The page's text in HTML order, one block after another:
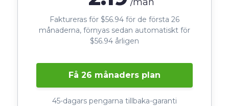
Faktureras för $56.94 för de första 26
månaderna, förnyas sedan automatiskt för
$56.94 årligen
Få 26 månaders plan
45-dagars pengarna tillbaka-garanti